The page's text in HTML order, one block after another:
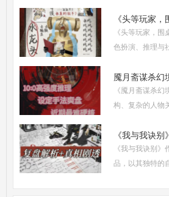
是新手还是老玩
云的宴会中
《头等玩家，
《头等玩家，
色扮演、推理与
现代人。然而，
需要掌握一
魇月斋谋杀幻
《魇月斋谋杀
构、复杂的人物
本文将带你深入
从类型定位
《我与我诀别》
《我与我诀别》
品，以其独特的